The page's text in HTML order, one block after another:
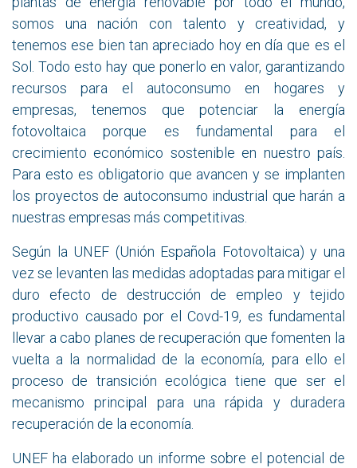
somos una nación con talento y creatividad, y
tenemos ese bien tan apreciado hoy en día que es el
Sol. Todo esto hay que ponerlo en valor, garantizando
recursos para el autoconsumo en hogares y
empresas, tenemos que potenciar la energía
fotovoltaica porque es fundamental para el
crecimiento económico sostenible en nuestro país.
Para esto es obligatorio que avancen y se implanten
los proyectos de autoconsumo industrial que harán a
nuestras empresas más competitivas.
Según la UNEF (Unión Española Fotovoltaica) y una
vez se levanten las medidas adoptadas para mitigar el
duro efecto de destrucción de empleo y tejido
productivo causado por el Covd-19, es fundamental
llevar a cabo planes de recuperación que fomenten la
vuelta a la normalidad de la economía, para ello el
proceso de transición ecológica tiene que ser el
mecanismo principal para una rápida y duradera
recuperación de la economía.
UNEF ha elaborado un informe sobre el potencial de